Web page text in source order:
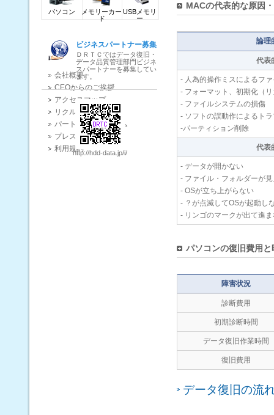
会社概要
CEOからのご挨拶
アクセスマップ
リクルート
パートナープログラム
プレスリリース
利用規約
MACの代表的な原因
論理
代表
- 人為的操作ミスによるフ
- フォーマット、初期化（
- ファイルシステムの損傷
- ソフトの誤動作によるト
-パーティション削除
代表
- データが開かない
- ファイル・フォルダーが
- OSが立ち上がらない
- ？が点滅してOSが起動し
- リンゴのマークが出て進
パソコンの復旧費用と
障害状況
診断費用
初期診断時間
データ復旧作業時間
復旧費用
データ復旧の流
パソコン
メモリーカー
ド
USBメモリ
ー
ビジネスパートナー募集
ＤＲＴＣではデータ復旧・
データ品質管理部門ビジネ
スパートナーを募集してい
ます。
http://hdd-data.jp/i/